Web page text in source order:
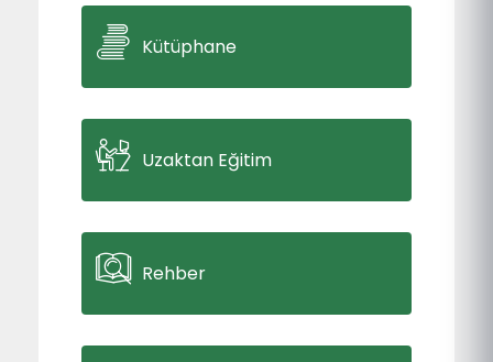
Kütüphane
Uzaktan Eğitim
Rehber